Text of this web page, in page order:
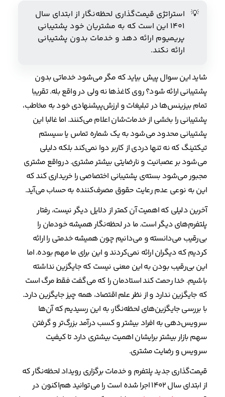
💡 استراتژی قیمت‌گذاری لحظه‌نگار از ابتدای سال
۱۴۰۱ این است که به مشتریان خود پشتیبانی
پریمیوم ارائه دهد و خدمات بدون پشتیبانی
ارائه نکند.
شاید این سوال پیش بیاید که مگر می‌شود خدماتی بدون
پشتیبانی ارائه شود؟ روی کاغذها نه ولی در واقع بله. تقریبا
تمام بیزینس‌ها در تبلیغات و ارزش‌پیشنهادی خود به مخاطب،
پشتیبانی را بخشی از خدمات‌شان اعلام می‌کنند. اما غالبا این
پشتیبانی محدود می‌شود به یک شماره تماس یا سیستم
تیکتینگ که نه تنها دردی از کاربر دوا نمی‌کند بلکه دلیلی
می‌شود بر عصبانیت و نارضایتی بیشتر مشتری. درواقع مشتری
مجبور می‌شود بسته‌ی پشتیبانی اختصاصی را خریداری کند که
این به نوعی عدم رعایت حقوق مصرف‌کننده به حساب می‌آید.
آخرین دلیلی که اهمیت آن کمتر از دلایل دیگر نیست، رفتار
پلتفرم‌های دیگر است. ما در لحظه‌نگار همیشه خودمان را
بی‌رقیب می‌دانسته و می‌دانیم چون همیشه خدمتی را ارائه
کردیم که دیگران ارائه نمی‌کردند و این برای ما مهم بوده. اما
این بی‌رقیب بودن به این معنی نیست که جایگزین نداشته
باشیم. خدا رحمت کند استادمان را که می‌گفت فقط مرگ است
که جایگزین ندارد و از نظر علم اقتصاد، همه چیز جایگزین دارد.
با بررسی جایگزین‌های لحظه‌نگار، به این رسیدیم که آن‌ها
سرویس‌دهی به افراد بیشتر و کسب درآمد بزرگ‌تر و گرفتن
سهم بازار بیشتر برایشان اهمیت بیشتری دارد تا کیفیت
سرویس و رضایت مشتری.
قیمت‌گذاری جدید پلتفرم و خدمات برگزاری رویداد لحظه‌نگار که
از ابتدای سال ۱۴۰۲ اجرا شده است را می‌توانید هم‌اکنون در